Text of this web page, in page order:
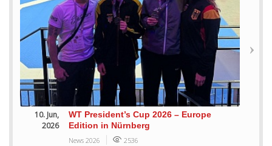
10. Jun,
2026
WT President’s Cup 2026 – Europe
Edition in Nürnberg
News 2026 2536